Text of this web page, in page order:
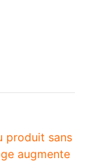
produit sans
augmente